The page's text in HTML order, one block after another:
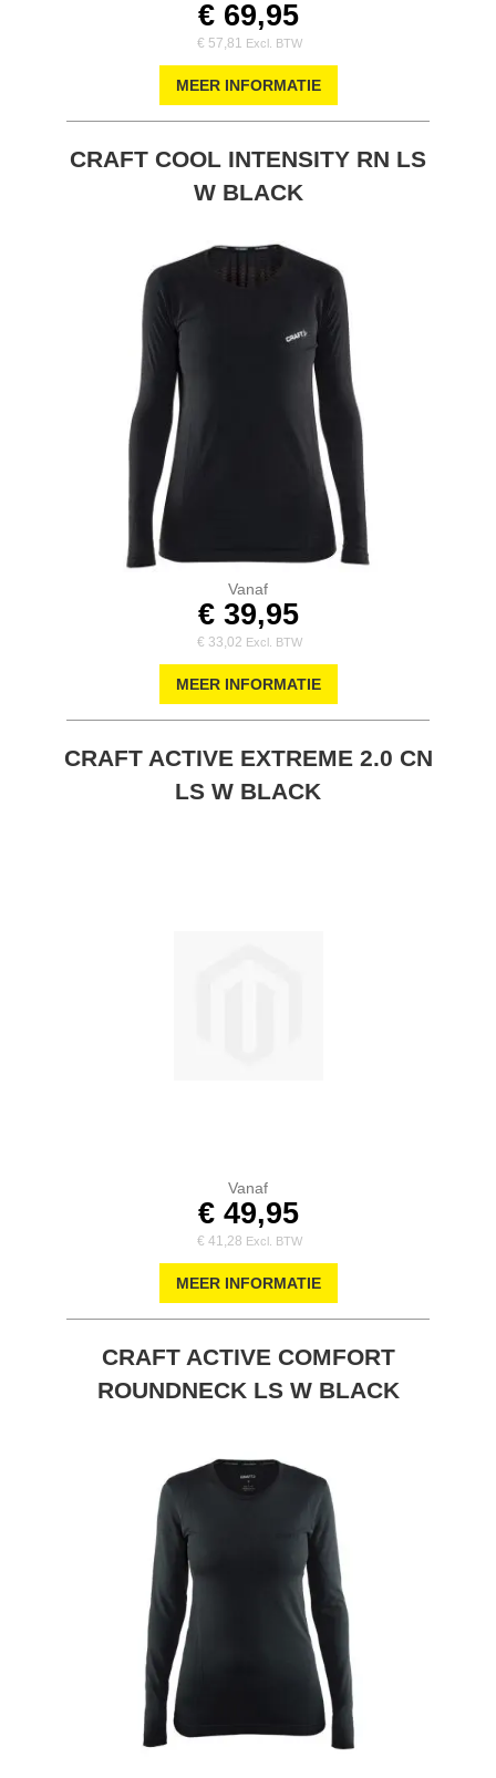
€ 69,95
€ 57,81
MEER INFORMATIE
CRAFT COOL INTENSITY RN LS
W BLACK
Vanaf
€ 39,95
€ 33,02
MEER INFORMATIE
CRAFT ACTIVE EXTREME 2.0 CN
LS W BLACK
Vanaf
€ 49,95
€ 41,28
MEER INFORMATIE
CRAFT ACTIVE COMFORT
ROUNDNECK LS W BLACK